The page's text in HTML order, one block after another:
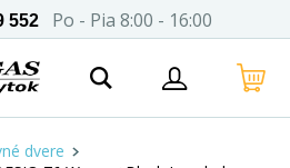
552 Po - Pia 8:00 - 16:00
dvere